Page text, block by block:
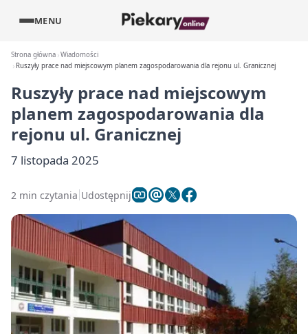
MENU
Strona główna Wiadomości
Ruszyły prace nad miejscowym planem zagospodarowania dla rejonu ul. Granicznej
Ruszyły prace nad miejscowym
planem zagospodarowania dla
rejonu ul. Granicznej
7 listopada 2025
2 min czytania Udostępnij